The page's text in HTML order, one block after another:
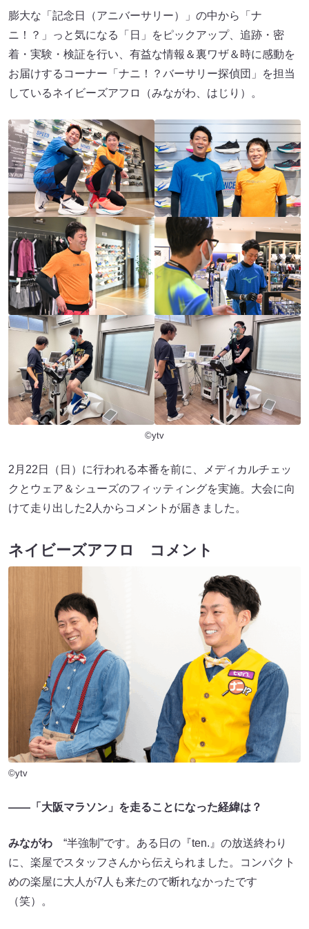
膨大な「記念日（アニバーサリー）」の中から「ナ
ニ！？」っと気になる「日」をピックアップ、追跡・密
着・実験・検証を行い、有益な情報＆裏ワザ＆時に感動を
お届けするコーナー「ナニ！？バーサリー探偵団」を担当
しているネイビーズアフロ（みながわ、はじり）。
©ytv
2月22日（日）に行われる本番を前に、メディカルチェッ
クとウェア＆シューズのフィッティングを実施。大会に向
けて走り出した2人からコメントが届きました。
ネイビーズアフロ コメント
©ytv
――「大阪マラソン」を走ることになった経緯は？
みながわ “半強制”です。ある日の『ten.』の放送終わり
に、楽屋でスタッフさんから伝えられました。コンパクト
めの楽屋に大人が7人も来たので断れなかったです
（笑）。